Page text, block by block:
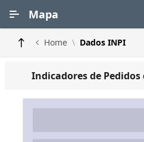
Mapa
Home Dados INPI
Indicadores de